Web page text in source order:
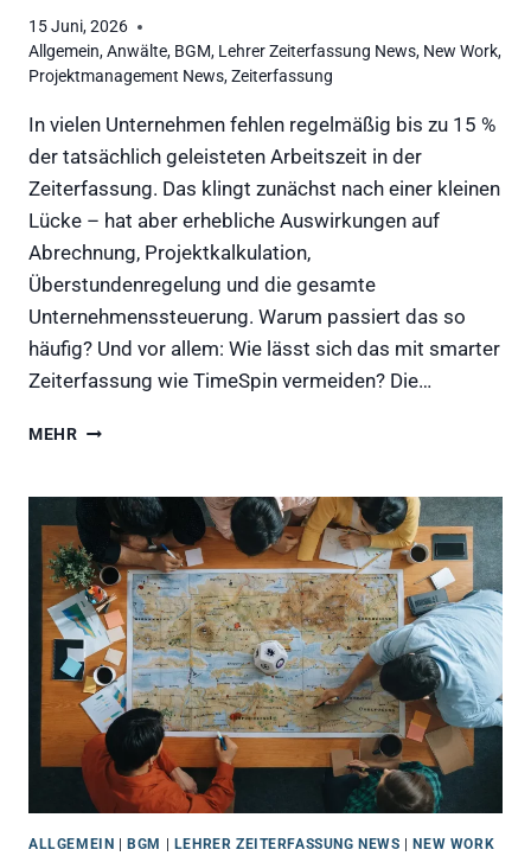
15 Juni, 2026
Allgemein,Anwälte, BGM, Lehrer Zeiterfassung News, New Work,
Projektmanagement News,Zeiterfassung
In vielen Unternehmen fehlen regelmäßig bis zu 15 %
der tatsächlich geleisteten Arbeitszeit in der
Zeiterfassung. Das klingt zunächst nach einer kleinen
Lücke – hat aber erhebliche Auswirkungen auf
Abrechnung, Projektkalkulation,
Überstundenregelung und die gesamte
Unternehmenssteuerung. Warum passiert das so
häufig? Und vor allem: Wie lässt sich das mit smarter
Zeiterfassung wie TimeSpin vermeiden? Die…
MEHRWARUM
%
IHRER
ARBEITSZEIT
NICHT
DOKUMENTIEREN
UND
WIE
SIE
DAS
ÄNDERN
KÖNNEN
ALLGEMEIN |BGM | LEHRER ZEITERFASSUNG NEWS |NEW WORK